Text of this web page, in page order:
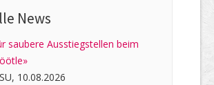
News
saubere Ausstiegstellen beim
10.08.2026